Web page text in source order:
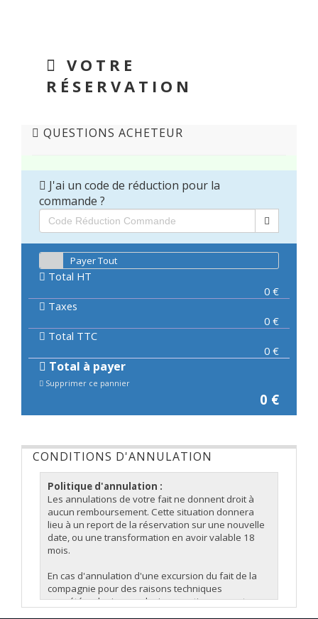
VOTRE
RÉSERVATION
QUESTIONS ACHETEUR
J'ai un code de réduction pour la
commande ?
Payer Tout
Total HT
0 €
Taxes
0 €
Total TTC
0 €
Total à payer
Supprimer ce pannier
0 €
CONDITIONS D'ANNULATION
Politique d'annulation :
Les annulations de votre fait ne donnent droit à
aucun remboursement. Cette situation donnera
lieu à un report de la réservation sur une nouvelle
date, ou une transformation en avoir valable 18
mois.
En cas d'annulation d'une excursion du fait de la
compagnie pour des raisons techniques
ou météorologiques, plusieurs options seront